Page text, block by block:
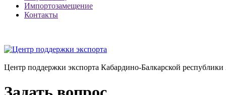
Импортозамещение
Контакты
Центр поддержки экспорта Кабардино-Балкарской республики